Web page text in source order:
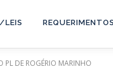
LEIS REQUERIMENTOS
PL DE ROGÉRIO MARINHO